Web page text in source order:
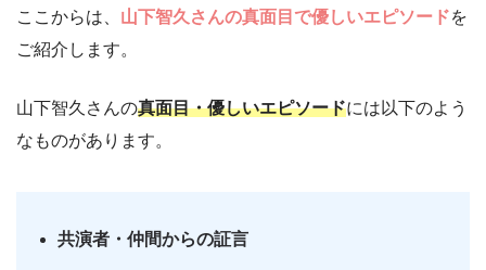
ここからは、 山下智久さんの真面目で優しいエピソードを
ご紹介します。
山下智久さんの真面目・優しいエピソードには以下のよう
なものがあります。
共演者・仲間からの証言